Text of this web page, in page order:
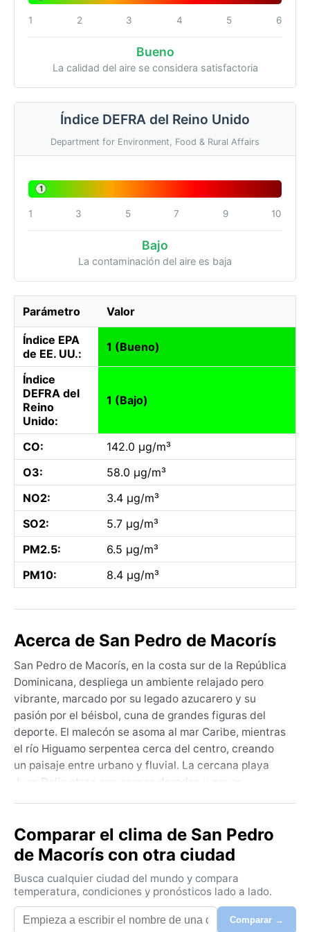
1 2 3 4 5 6
Bueno
La calidad del aire se considera satisfactoria
Índice DEFRA del Reino Unido
Department for Environment, Food & Rural Affairs
1
1 3 5 7 9 10
Bajo
La contaminación del aire es baja
Parámetro Valor
Índice EPA
de EE. UU.:
1 (Bueno)
Índice
DEFRA del
Reino
Unido:
1 (Bajo)
CO:
142.0 µg/m³
O3:
58.0 µg/m³
NO2:
3.4 µg/m³
SO2:
5.7 µg/m³
PM2.5:
6.5 µg/m³
PM10:
8.4 µg/m³
Acerca de San Pedro de Macorís
San Pedro de Macorís, en la costa sur de la República
Dominicana, despliega un ambiente relajado pero
vibrante, marcado por su legado azucarero y su
pasión por el béisbol, cuna de grandes figuras del
deporte. El malecón se asoma al mar Caribe, mientras
el río Higuamo serpentea cerca del centro, creando
un paisaje entre urbano y fluvial. La cercana playa
Juan Dolio atrae con arenas doradas y aguas
mercados. Es una ciudad auténtica, alejada del
turismo masivo, donde la vida transcurre al ritmo del
calor y la brisa costera.
El clima, clasificado como tropical de sabana (Aw), se
caracteriza por temperaturas cálidas durante todo el
año, con máximas que rondan los 31 °C y mínimas
Comparar el clima de San Pedro
de Macorís con otra ciudad
Busca cualquier ciudad del mundo y compara
temperatura, condiciones y pronósticos lado a lado.
Comparar →